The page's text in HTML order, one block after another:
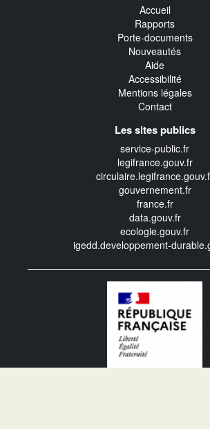
Accueil
Rapports
Porte-documents
Nouveautés
Aide
Accessibilité
Mentions légales
Contact
Les sites publics
service-public.fr
legifrance.gouv.fr
gouvernement.fr
france.fr
data.gouv.fr
ecologie.gouv.fr
igedd.developpement-